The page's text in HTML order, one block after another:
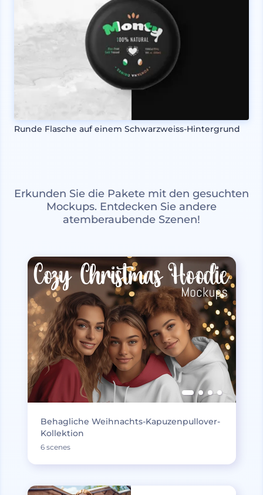
Runde Flasche auf einem Schwarzweiss-Hintergrund
Erkunden Sie die Pakete mit den gesuchten
Mockups. Entdecken Sie andere
atemberaubende Szenen!
Behagliche Weihnachts-Kapuzenpullover-
Kollektion
6 scenes